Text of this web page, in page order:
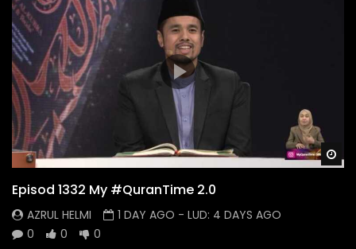
Episod 1332 My #QuranTime 2.0
AZRUL HELMI 1 DAY AGO - LUD: 4 DAYS AGO
0
0 0